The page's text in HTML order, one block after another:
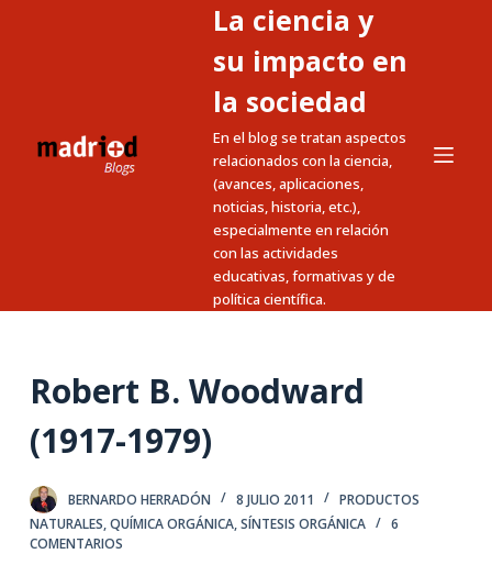
n
d
La ciencia y
su impacto en
la sociedad
En el blog se tratan aspectos
relacionados con la ciencia,
(avances, aplicaciones,
noticias, historia, etc.),
especialmente en relación
con las actividades
educativas, formativas y de
política científica.
Robert B. Woodward
(1917-1979)
BERNARDO HERRADÓN 8 JULIO 2011
PRODUCTOS
NATURALES,QUÍMICA ORGÁNICA,SÍNTESIS ORGÁNICA
6
COMENTARIOS